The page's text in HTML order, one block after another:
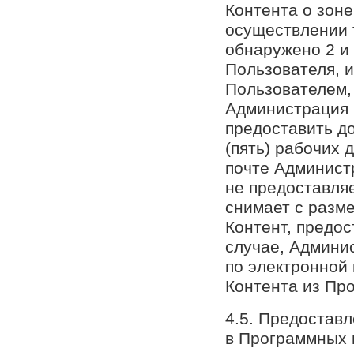
Контента о
осуществлении
обнаружено 2 и
Пользователя,
Администрация
предоставить
(пять) рабочих
почте
не
снимает с
Контент,
случае,
по
Контента из
4.5.
в Программных